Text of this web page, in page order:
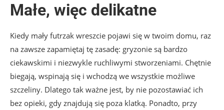
Małe, więc delikatne
Kiedy mały futrzak wreszcie pojawi się w twoim domu, raz
na zawsze zapamiętaj tę zasadę: gryzonie są bardzo
ciekawskimi i niezwykle ruchliwymi stworzeniami. Chętnie
biegają, wspinają się i wchodzą we wszystkie możliwe
szczeliny. Dlatego tak ważne jest, by nie pozostawiać ich
bez opieki, gdy znajdują się poza klatką. Ponadto, przy